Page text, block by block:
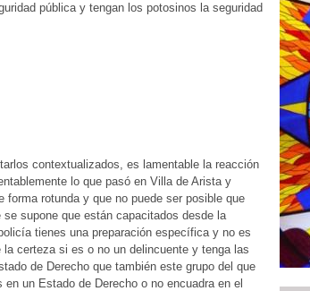
pública y tengan los potosinos la seguridad
contextualizados, es lamentable la reacción
lo que pasó en Villa de Arista y
rotunda y que no puede ser posible que
supone que están capacitados desde la
tienes una preparación específica y no es
certeza si es o no un delincuente y tenga las
de Derecho que también este grupo del que
un Estado de Derecho o no encuadra en el